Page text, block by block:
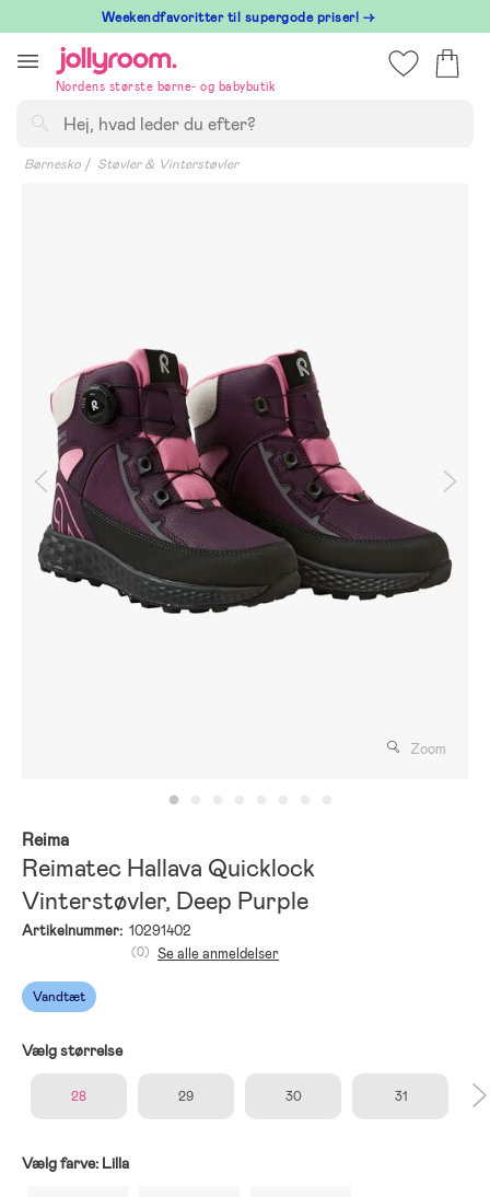
till
innehållet
⁠ Weekendfavoritter til supergode priser! →
Nordens største børne- og babybutik
Børnesko Støvler & Vinterstøvler
Zoom
Reima
Reimatec Hallava Quicklock
Vinterstøvler, Deep Purple
Artikelnummer: 10291402
Vandtæt
(0) Se alle anmeldelser
Vælg størrelse
28 29 30 31
Vælg farve: Lilla